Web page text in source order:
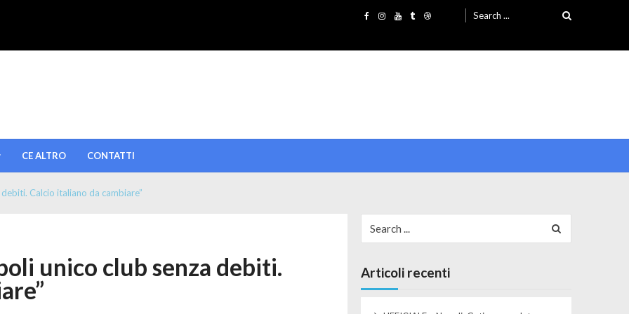
Search for:
CE ALTRO CONTATTI
Calcio italiano da cambiare”
unico club senza debiti.
Articoli recenti